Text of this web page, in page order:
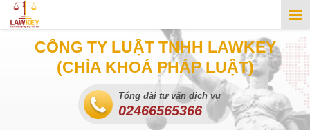
CÔNG TY LUẬT TNHH LAWKEY
(CHÌA KHOÁ PHÁP LUẬT)
Tổng đài tư vấn dịch vụ
02466565366